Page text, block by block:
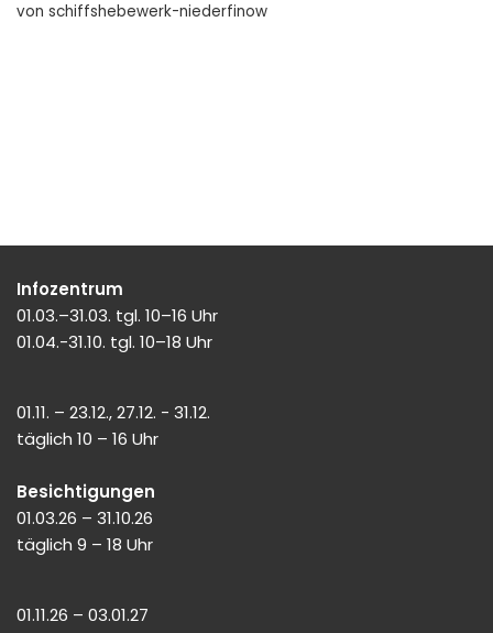
von schiffshebewerk-niederfinow
Infozentrum
01.03.–31.03. tgl. 10–16 Uhr
01.04.-31.10. tgl. 10–18 Uhr
01.11. – 23.12., 27.12. - 31.12.
täglich 10 – 16 Uhr
Besichtigungen
01.03.26 – 31.10.26
täglich 9 – 18 Uhr
01.11.26 – 03.01.27